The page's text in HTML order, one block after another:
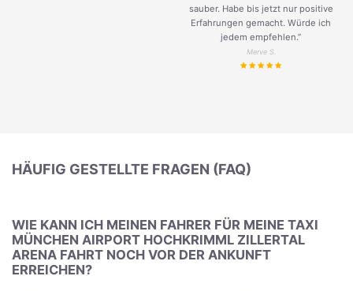
sauber. Habe bis jetzt nur positive
Erfahrungen gemacht. Würde ich
jedem empfehlen.”
Merve S.
HÄUFIG GESTELLTE FRAGEN (FAQ)
WIE KANN ICH MEINEN FAHRER FÜR MEINE TAXI
MÜNCHEN AIRPORT HOCHKRIMML ZILLERTAL
ARENA FAHRT NOCH VOR DER ANKUNFT
ERREICHEN?